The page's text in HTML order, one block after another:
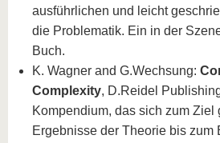
ausführlichen und leicht
die Problematik. Ein in der
Buch.
K. Wagner and G.Wechsung:
Complexity, D.Reidel
Kompendium, das sich zum Ziel
Ergebnisse der Theorie bis zum